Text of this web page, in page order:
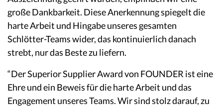
große Dankbarkeit. Diese Anerkennung spiegelt die
harte Arbeit und Hingabe unseres gesamten
Schlötter-Teams wider, das kontinuierlich danach
strebt, nur das Beste zu liefern.
“Der Superior Supplier Award von FOUNDER ist eine
Ehre und ein Beweis für die harte Arbeit und das
Engagement unseres Teams. Wir sind stolz darauf, zu